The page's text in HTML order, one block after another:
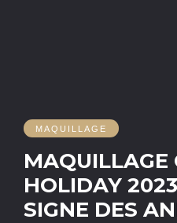
MAQUILLAGE
MAQUILLAGE
HOLIDAY
SIGNE DES